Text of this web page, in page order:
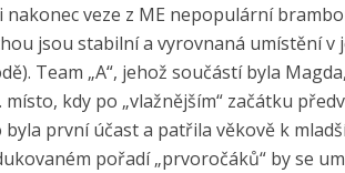
veze z ME nepopulární
jsou stabilní a vyrovnaná umístění v
Team „A“, jehož součástí byla
kdy po „vlažnějším“ začátku
byla první účast a patřila věkově k
pořadí „prvoročáků“ by se